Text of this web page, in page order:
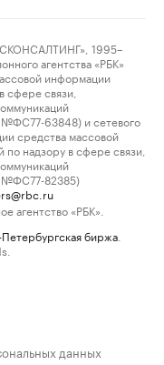
1995–
агентства «РБК»
информации
сфере связи,
63848) и сетевого
средства массовой
надзору в сфере связи,
№ФС77-82385)
агентство «РБК».
биржа
данных